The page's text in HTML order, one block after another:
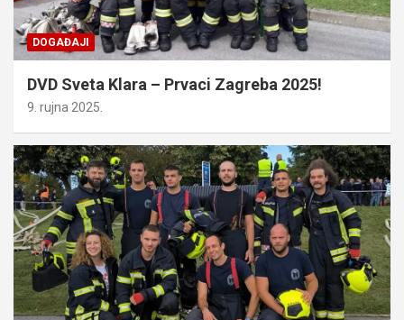
DOGAĐAJI
DVD Sveta Klara – Prvaci Zagreba 2025!
9. rujna 2025.